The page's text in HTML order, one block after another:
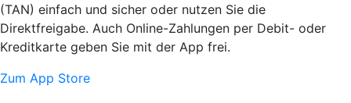
(TAN) einfach und sicher oder nutzen Sie die
Direktfreigabe. Auch Online-Zahlungen per Debit- oder
Kreditkarte geben Sie mit der App frei.
Zum App Store